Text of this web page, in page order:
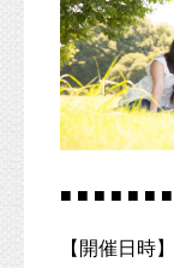
■ ■ ■ ■ ■ ■
【開催日時